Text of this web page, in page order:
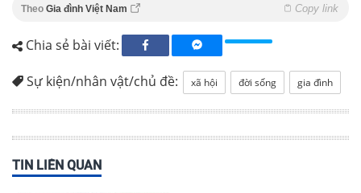
Theo Gia đình Việt Nam Copy link
Chia sẻ bài viết:
Sự kiện/nhân vật/chủ đề: xã hội đời sống gia đình
TIN LIÊN QUAN